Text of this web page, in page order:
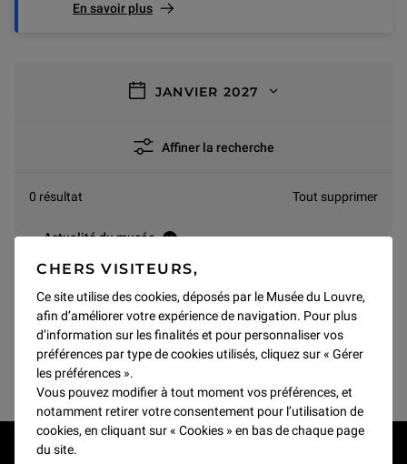
CHERS VISITEURS,
Ce site utilise des cookies, déposés par le Musée du Louvre,
afin d’améliorer votre expérience de navigation. Pour plus
d’information sur les finalités et pour personnaliser vos
préférences par type de cookies utilisés, cliquez sur « Gérer
les préférences ».
Vous pouvez modifier à tout moment vos préférences, et
notamment retirer votre consentement pour l’utilisation de
cookies, en cliquant sur « Cookies » en bas de chaque page
du site.
En savoir plus
JANVIER 2027
Affiner la recherche
0 résultat Tout supprimer
Actualité du musée
JANVIER 2027
Pas de résultats pour ce mois
RESTONS EN CONTACT